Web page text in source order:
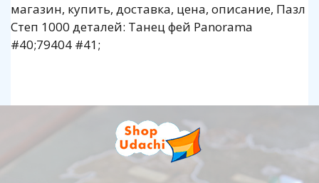
магазин, купить, доставка, цена, описание, Пазл
Степ 1000 деталей: Танец фей Panorama
#40;79404 #41;